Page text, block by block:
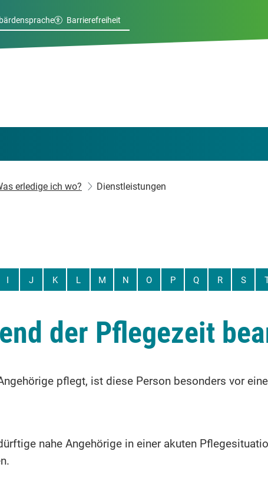
Barrierefreiheit
erledige ich wo? Dienstleistungen
I J K L M N O P Q R S
der Pflegezeit
pflegt, ist diese Person besonders vor
nahe Angehörige in einer akuten